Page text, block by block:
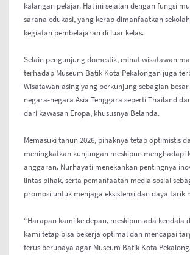
kalangan pelajar. Hal ini sejalan dengan fungsi
sarana edukasi, yang kerap dimanfaatkan
kegiatan pembelajaran di luar kelas.
Selain pengunjung domestik, minat wisatawan
terhadap Museum Batik Kota Pekalongan juga
Wisatawan asing yang berkunjung sebagian
negara-negara Asia Tenggara seperti Thailand
dari kawasan Eropa, khususnya Belanda.
Memasuki tahun 2026, pihaknya tetap optimistis
meningkatkan kunjungan meskipun menghadapi
anggaran. Nurhayati menekankan pentingnya
lintas pihak, serta pemanfaatan media sosial
promosi untuk menjaga eksistensi dan daya tarik
“Harapan kami ke depan, meskipun ada kendala
kami tetap bisa bekerja optimal dan mencapai
terus berupaya agar Museum Batik Kota